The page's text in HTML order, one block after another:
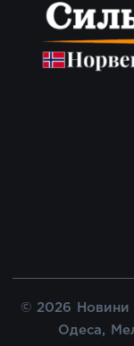
© 2026 Новини
Одеса,